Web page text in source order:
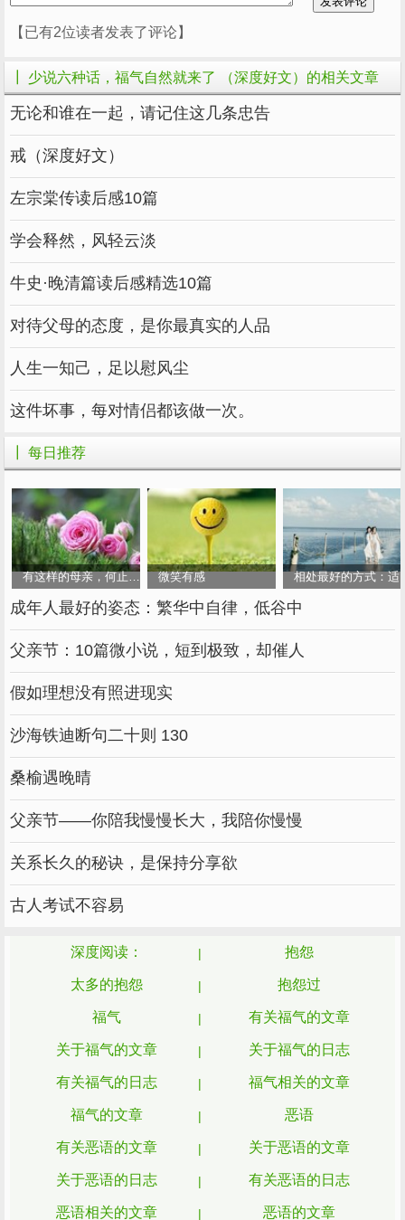
三.不说没有价值的话
子禽问老师墨子，多说话是否有好处。
得口干舌燥，可谁会听它们呢？再看公鸡，黎明
“夫人不言，言必有中”，孔子这话的意思
是，一个人要么不说话，要么一开口就说中要
害。
不要说没有价值的废话，多说无益，贵在恰
到好处。
言简意赅，是境界。要在正确的时间，正确
的场合，对着正确的人，说恰当的话。
四.不说不能兑现的诺言
与人交往，什么品质最加分？大概是：做人
靠谱，做事放心，诺不轻许，不误大事。
概是在朋友圈子里待不长久的。
毕竟人与人相处，真诚、守信至关重要。
在约定好的时间内还钱，下次有难时，他人
也会雪中送炭；答应了别人的事有着落，以后需
要时，他人也会出手相助。
诚信，是人品的体现，靠谱，给人以心安。
言而有信，真心换真心，你怎样对待别人，
别人就会怎样待你。
【已有2位读者发表了评论】
┃ 少说六种话，福气自然就来了 （深度好文）的相关文章
无论和谁在一起，请记住这几条忠告
戒（深度好文）
左宗棠传读后感10篇
学会释然，风轻云淡
牛史·晚清篇读后感精选10篇
对待父母的态度，是你最真实的人品
人生一知己，足以慰风尘
这件坏事，每对情侣都该做一次。
┃ 每日推荐
有这样的母亲，何止富三代！微笑有感 相处最好的方式：适
成年人最好的姿态：繁华中自律，低谷中
父亲节：10篇微小说，短到极致，却催人
假如理想没有照进现实
沙海铁迪断句二十则 130
桑榆遇晚晴
父亲节——你陪我慢慢长大，我陪你慢慢
关系长久的秘诀，是保持分享欲
古人考试不容易
深度阅读： 抱怨
太多的抱怨 抱怨过
福气 有关福气的文章
关于福气的文章 关于福气的日志
有关福气的日志 福气相关的文章
福气的文章 恶语
有关恶语的文章 关于恶语的文章
关于恶语的日志 有关恶语的日志
恶语相关的文章 恶语的文章